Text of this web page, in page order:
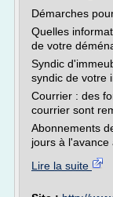
Démarches
Quelles
de votre
Syndic
syndic de votre
Courrier : des
courrier sont
Abonnements
jours à l'avance
Lire la suite